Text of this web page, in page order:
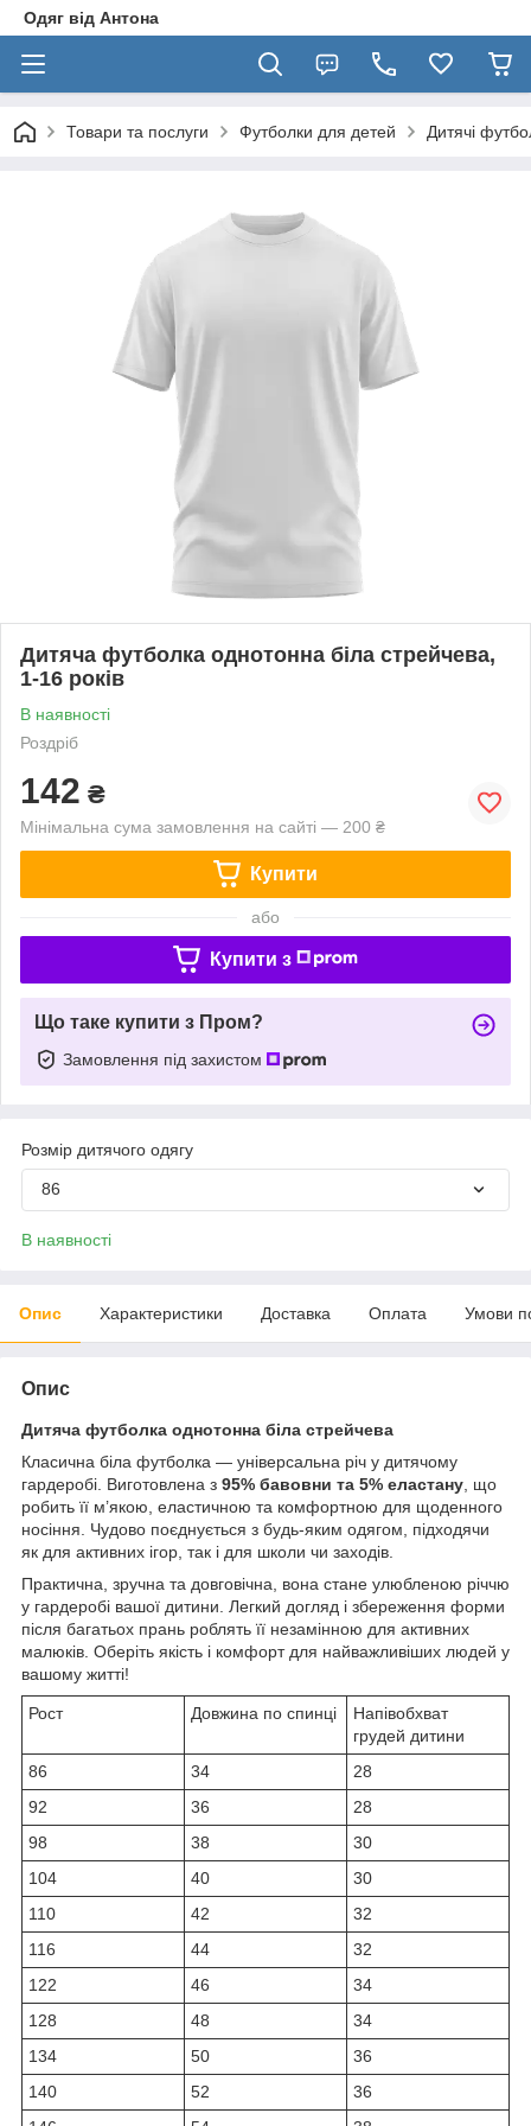
Одяг від Антона
Товари та послуги Футболки для детей Дитячі
Дитяча футболка однотонна біла стрейчева,
1-16 років
В наявності
Роздріб
142 ₴
Мінімальна сума замовлення на сайті — 200 ₴
Купити
або
Купити з
Що таке купити з Пром?
Замовлення під захистом
Розмір дитячого одягу
86
В наявності
Опис Характеристики Доставка Оплата Умови
Опис
Дитяча футболка однотонна біла стрейчева
Класична біла футболка — універсальна річ у дитячому
гардеробі. Виготовлена з 95% бавовни та 5% еластану , що
робить її м’якою, еластичною та комфортною для щоденного
носіння. Чудово поєднується з будь-яким одягом, підходячи
як для активних ігор, так і для школи чи заходів.
Практична, зручна та довговічна, вона стане улюбленою річчю
у гардеробі вашої дитини. Легкий догляд і збереження форми
після багатьох прань роблять її незамінною для активних
малюків. Оберіть якість і комфорт для найважливіших людей у
вашому житті!
Рост Довжина по спинці
Напівобхват
грудей дитини
86
34
28
92
36
28
98
38
30
104
40
30
110
42
32
116
44
32
122
46
34
128
48
34
134
50
36
140
52
36